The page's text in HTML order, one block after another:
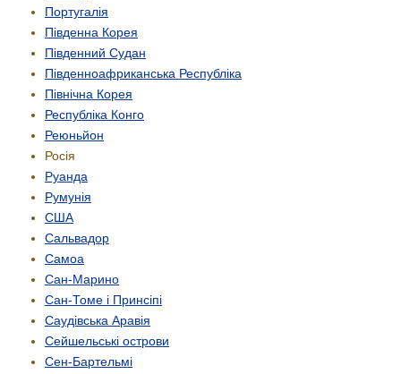
Португалія
Південна Корея
Південний Судан
Південно­африканська Республіка
Північна Корея
Республіка Конго
Реюньйон
Росія
Руанда
Румунія
США
Сальвадор
Самоа
Сан-Марино
Сан-Томе і Принсіпі
Саудівська Аравія
Сейшельські острови
Сен-Бартельмі